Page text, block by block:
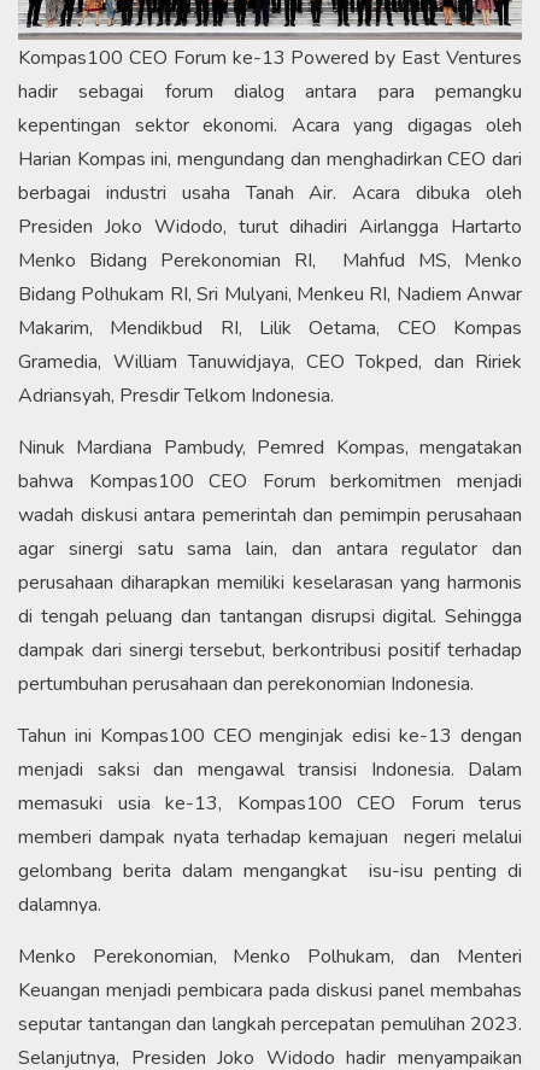
Kompas100 CEO Forum ke-13 Powered by East Ventures
hadir sebagai forum dialog antara para pemangku
kepentingan sektor ekonomi. Acara yang digagas oleh
Harian Kompas ini, mengundang dan menghadirkan CEO dari
berbagai industri usaha Tanah Air. Acara dibuka oleh
Presiden Joko Widodo, turut dihadiri Airlangga Hartarto
Menko Bidang Perekonomian RI, Mahfud MS, Menko
Bidang Polhukam RI, Sri Mulyani, Menkeu RI, Nadiem Anwar
Makarim, Mendikbud RI, Lilik Oetama, CEO Kompas
Gramedia, William Tanuwidjaya, CEO Tokped, dan Ririek
Adriansyah, Presdir Telkom Indonesia.
Ninuk Mardiana Pambudy, Pemred Kompas, mengatakan
bahwa Kompas100 CEO Forum berkomitmen menjadi
wadah diskusi antara pemerintah dan pemimpin perusahaan
agar sinergi satu sama lain, dan antara regulator dan
perusahaan diharapkan memiliki keselarasan yang harmonis
di tengah peluang dan tantangan disrupsi digital. Sehingga
dampak dari sinergi tersebut, berkontribusi positif terhadap
pertumbuhan perusahaan dan perekonomian Indonesia.
Tahun ini Kompas100 CEO menginjak edisi ke-13 dengan
menjadi saksi dan mengawal transisi Indonesia. Dalam
memasuki usia ke-13, Kompas100 CEO Forum terus
memberi dampak nyata terhadap kemajuan negeri melalui
gelombang berita dalam mengangkat isu-isu penting di
dalamnya.
Menko Perekonomian, Menko Polhukam, dan Menteri
Keuangan menjadi pembicara pada diskusi panel membahas
seputar tantangan dan langkah percepatan pemulihan 2023.
Selanjutnya, Presiden Joko Widodo hadir menyampaikan